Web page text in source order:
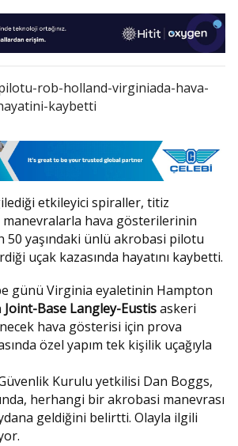
etkileyici spiraller, titiz
hava gösterilerinin
50 yaşındaki ünlü akrobasi pilotu
uçak kazasında hayatını kaybetti.
günü Virginia eyaletinin Hampton
Joint-Base Langley-Eustisaskeri
hava gösterisi için prova
özel yapım tek kişilik uçağıyla
Kurulu yetkilisi Dan Boggs,
herhangi bir akrobasi manevrası
geldiğini belirtti. Olayla ilgili